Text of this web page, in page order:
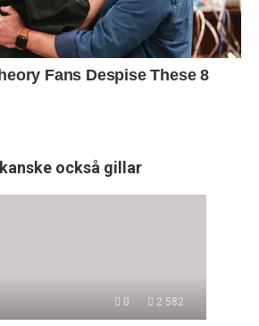
också gillar
0 2 582